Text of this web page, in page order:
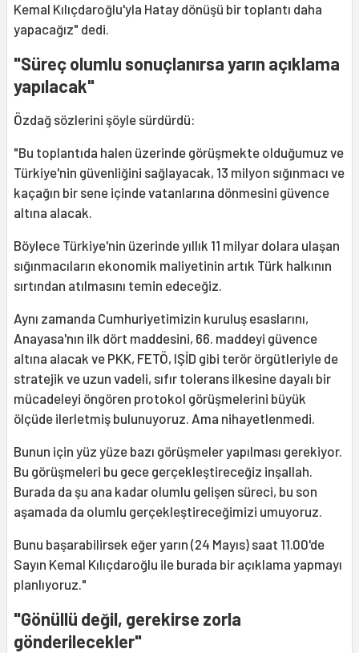
Kemal Kılıçdaroğlu'yla Hatay dönüşü bir toplantı daha
yapacağız" dedi.
"Süreç olumlu sonuçlanırsa yarın açıklama
yapılacak"
Özdağ sözlerini şöyle sürdürdü:
"Bu toplantıda halen üzerinde görüşmekte olduğumuz ve
Türkiye'nin güvenliğini sağlayacak, 13 milyon sığınmacı ve
kaçağın bir sene içinde vatanlarına dönmesini güvence
altına alacak.
Böylece Türkiye'nin üzerinde yıllık 11 milyar dolara ulaşan
sığınmacıların ekonomik maliyetinin artık Türk halkının
sırtından atılmasını temin edeceğiz.
Aynı zamanda Cumhuriyetimizin kuruluş esaslarını,
Anayasa'nın ilk dört maddesini, 66. maddeyi güvence
altına alacak ve PKK, FETÖ, IŞİD gibi terör örgütleriyle de
stratejik ve uzun vadeli, sıfır tolerans ilkesine dayalı bir
mücadeleyi öngören protokol görüşmelerini büyük
ölçüde ilerletmiş bulunuyoruz. Ama nihayetlenmedi.
Bunun için yüz yüze bazı görüşmeler yapılması gerekiyor.
Bu görüşmeleri bu gece gerçekleştireceğiz inşallah.
Burada da şu ana kadar olumlu gelişen süreci, bu son
aşamada da olumlu gerçekleştireceğimizi umuyoruz.
Bunu başarabilirsek eğer yarın (24 Mayıs) saat 11.00'de
Sayın Kemal Kılıçdaroğlu ile burada bir açıklama yapmayı
planlıyoruz."
"Gönüllü değil, gerekirse zorla
gönderilecekler"